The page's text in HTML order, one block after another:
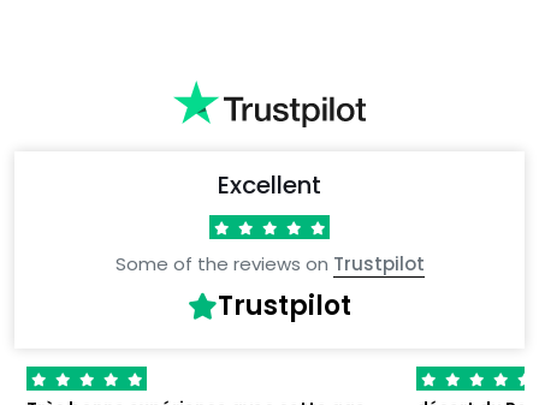
Excellent
Some of the reviews on Trustpilot
Trustpilot